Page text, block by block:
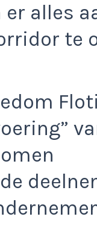
alles
te